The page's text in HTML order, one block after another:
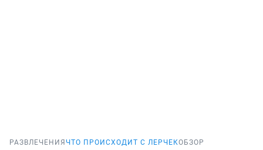
РАЗВЛЕЧЕНИЯ ЧТО ПРОИСХОДИТ С ЛЕРЧЕКОБЗОР